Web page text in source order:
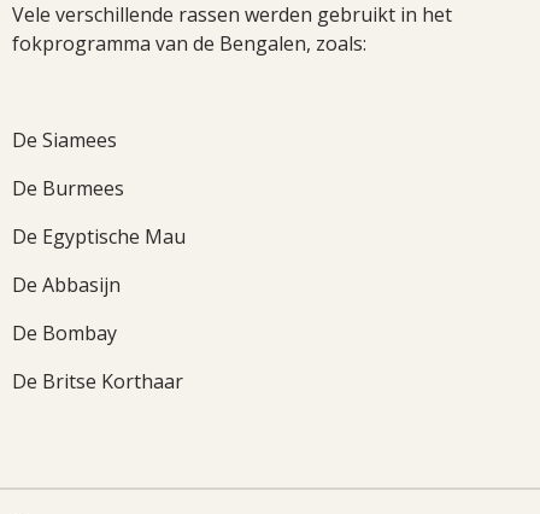
Vele verschillende rassen werden gebruikt in het
fokprogramma van de Bengalen, zoals:
De Siamees
De Burmees
De Egyptische Mau
De Abbasijn
De Bombay
De Britse Korthaar